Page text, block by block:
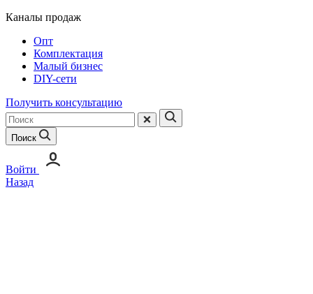
Каналы продаж
Опт
Комплектация
Малый бизнес
DIY-сети
Получить консультацию
Поиск
Войти
Назад